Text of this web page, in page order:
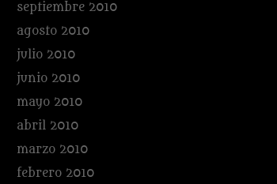
septiembre 2010
agosto 2010
julio 2010
junio 2010
mayo 2010
abril 2010
marzo 2010
febrero 2010